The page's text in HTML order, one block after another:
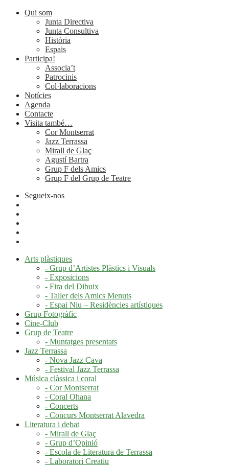
Qui som
Junta Directiva
Junta Consultiva
Història
Espais
Participa!
Associa’t
Patrocinis
Col·laboracions
Notícies
Agenda
Contacte
Visita també…
Cor Montserrat
Jazz Terrassa
Mirall de Glaç
Agustí Bartra
Grup F dels Amics
Grup F del Grup de Teatre
Segueix-nos
Arts plàstiques
- Grup d’Artistes Plàstics i Visuals
- Exposicions
- Fira del Dibuix
- Taller dels Amics Menuts
- Espai Niu – Residències artístiques
Grup Fotogràfic
Cine-Club
Grup de Teatre
- Muntatges presentats
Jazz Terrassa
- Nova Jazz Cava
- Festival Jazz Terrassa
Música clàssica i coral
- Cor Montserrat
- Coral Ohana
- Concerts
- Concurs Montserrat Alavedra
Literatura i debat
- Mirall de Glaç
- Grup d’Opinió
- Escola de Literatura de Terrassa
- Laboratori Creatiu